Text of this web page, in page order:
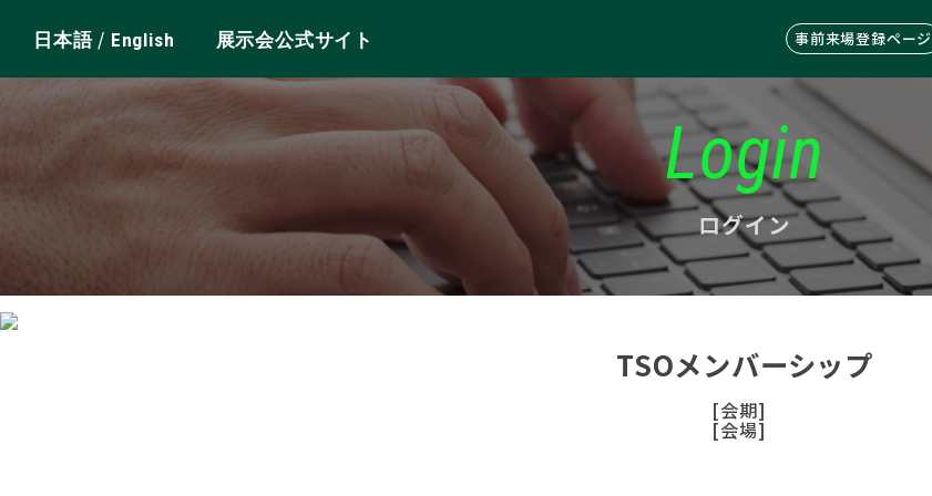
日本語/ English 展示会公式サイト 事前来場登録ページ
Login
ログイン
TSOメンバーシップ
[会期]
[会場]